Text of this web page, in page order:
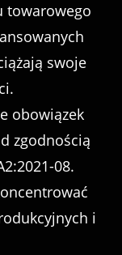
towarowego
swoje
obowiązek
zgodnością
08.
i